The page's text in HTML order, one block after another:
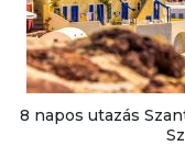
8 napos utazás